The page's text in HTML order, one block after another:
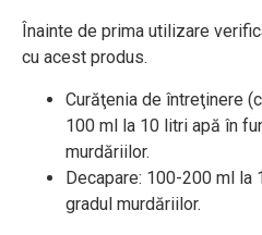
Înainte de prima utilizare
cu acest produs.
Curăţenia de întreţinere
100 ml la 10 litri apă în
murdăriilor.
Decapare: 100-200 ml la
gradul murdăriilor.